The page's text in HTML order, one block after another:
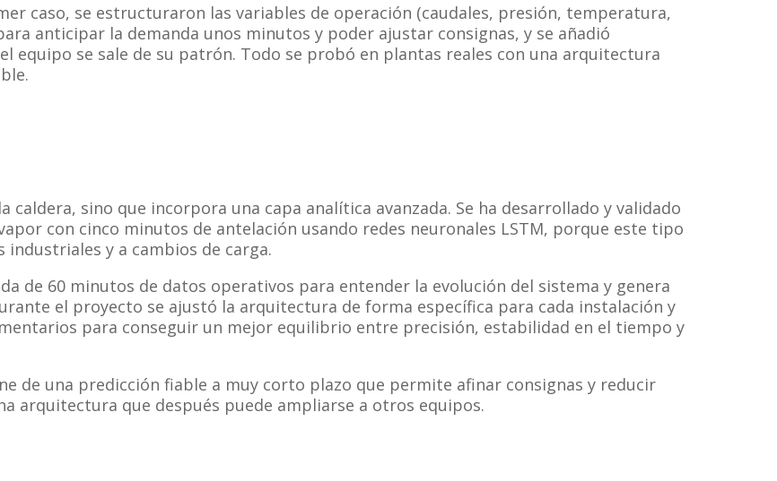
caso, se estructuraron las variables de operación (caudales, presión, temperatura,
anticipar la demanda unos minutos y poder ajustar consignas, y se añadió
equipo se sale de su patrón. Todo se probó en plantas reales con una arquitectura
caldera, sino que incorpora una capa analítica avanzada. Se ha desarrollado y validado
con cinco minutos de antelación usando redes neuronales LSTM, porque este tipo
y a cambios de carga.
de 60 minutos de datos operativos para entender la evolución del sistema y genera
el proyecto se ajustó la arquitectura de forma específica para cada instalación y
para conseguir un mejor equilibrio entre precisión, estabilidad en el tiempo y
de una predicción fiable a muy corto plazo que permite afinar consignas y reducir
arquitectura que después puede ampliarse a otros equipos.